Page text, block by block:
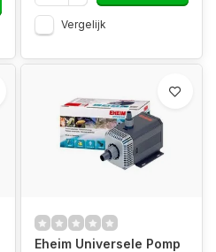
Vergelijk
Eheim Universele Pomp